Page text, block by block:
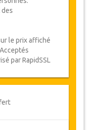
des
le prix affiché
par RapidSSL